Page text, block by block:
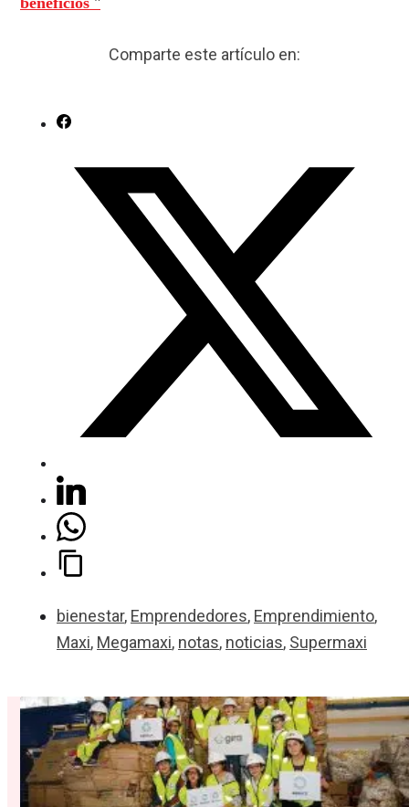
Comparte este artículo en:
bienestar, Emprendedores, Emprendimiento,
Maxi, Megamaxi, notas, noticias, Supermaxi